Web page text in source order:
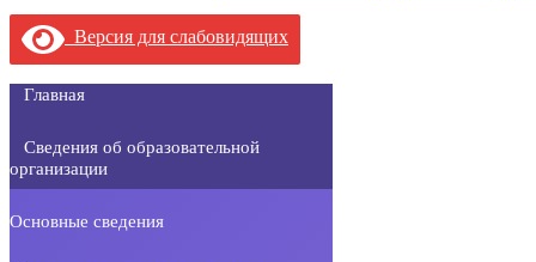
Версия для слабовидящих
Главная
Сведения об образовательной
организации
Основные сведения